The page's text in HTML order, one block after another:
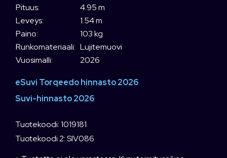
Pituus:
4.95 m
Leveys:
1.54 m
Paino:
103 kg
Runkomateriaali: Lujitemuovi
Vuosimalli:
2026
eSuvi Torqeedo hinnasto 2026
Suvi-hinnasto 2026
Tuotekoodi: 1019181
Tuotekoodi 2: SIV086